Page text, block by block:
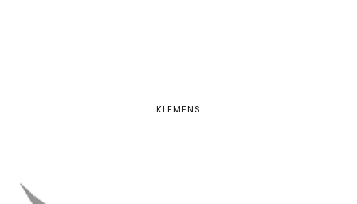
KLEMENS